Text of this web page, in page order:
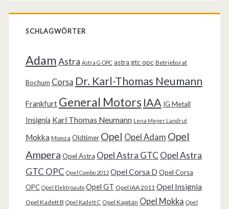
SCHLAGWÖRTER
AdamAstra Astra G OPC astra gtc opc Betriebsrat
Bochum Corsa Dr. Karl-Thomas Neumann
Frankfurt General Motors IAA IG Metall
Insignia Karl Thomas Neumann Lena Meyer Landrut
Mokka Monza Oldtimer Opel Opel Adam Opel
Ampera Opel Astra Opel Astra GTC Opel Astra
GTC OPC Opel Combo 2012 Opel Corsa D Opel Corsa
OPC Opel Elektroauto Opel GT Opel IAA 2011 Opel Insignia
Opel Kadett B Opel Kadett C Opel Kapitän Opel Mokka Opel